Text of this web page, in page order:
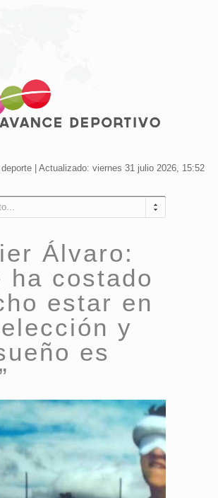
| Actualizado: viernes 31 julio 2026, 15:52
Álvaro:
ha costado
estar en
y
es